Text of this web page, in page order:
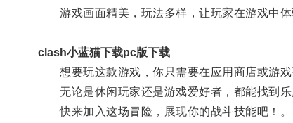
游戏画面精美，玩法多样，让玩家在游戏中体
clash小蓝猫下载pc版下载
想要玩这款游戏，你只需要在应用商店或游戏
无论是休闲玩家还是游戏爱好者，都能找到乐
快来加入这场冒险，展现你的战斗技能吧！。